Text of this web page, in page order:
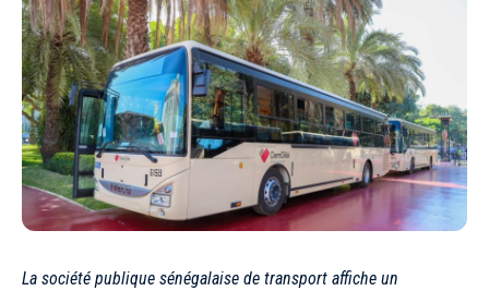
La société publique sénégalaise de transport affiche un